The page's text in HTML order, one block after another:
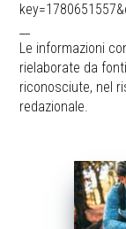
Le informazioni
rielaborate da
riconosciute, nel
redazionale.